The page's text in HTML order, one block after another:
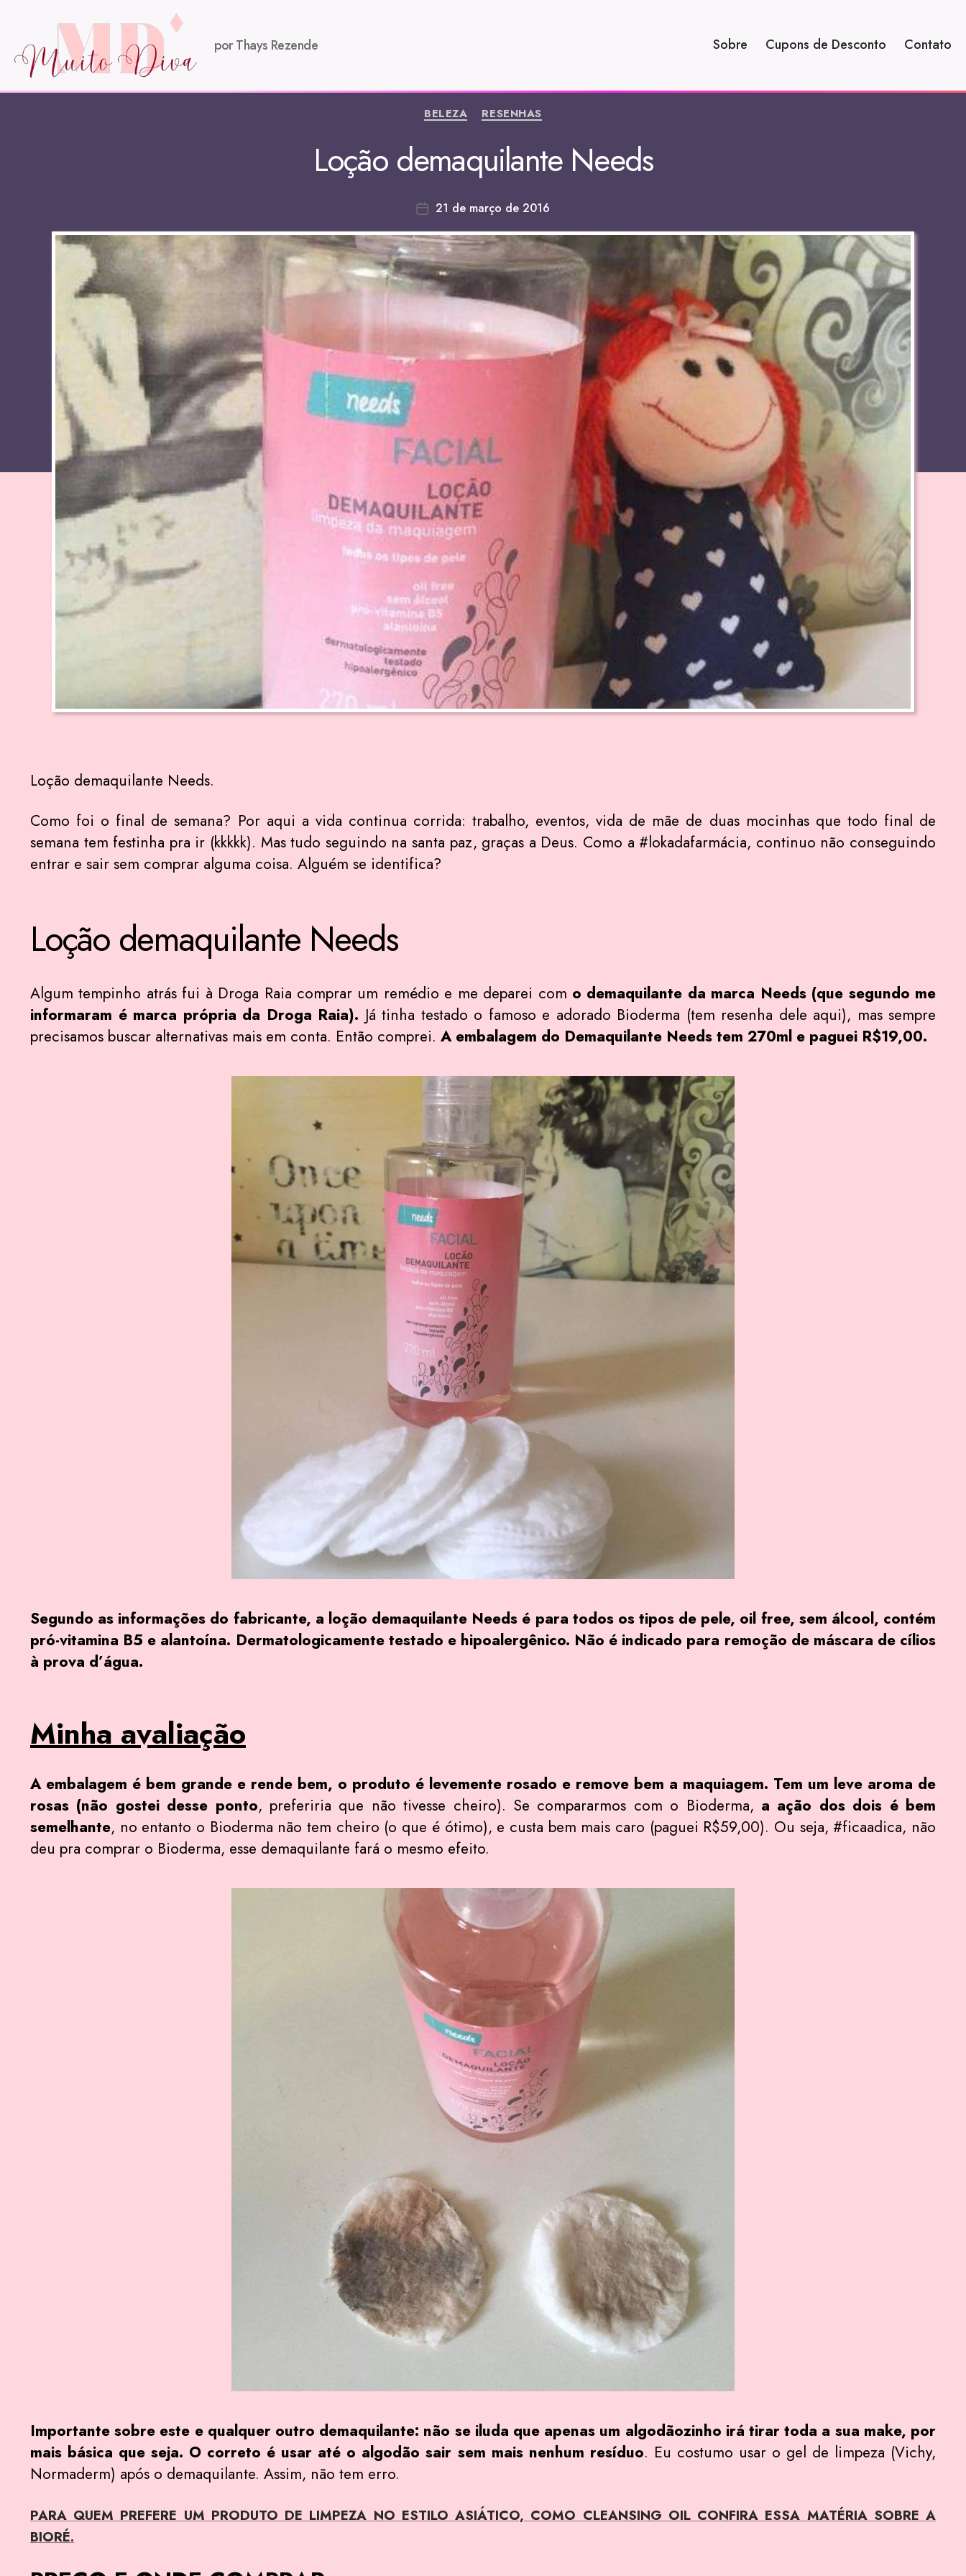
por Thays Rezende Sobre Cupons de Desconto Contato
BELEZA RESENHAS
Loção demaquilante Needs
21 de março de 2016
Loção demaquilante Needs.
Como foi o final de semana? Por aqui a vida continua corrida: trabalho, eventos, vida de mãe de duas mocinhas que todo final de
semana tem festinha pra ir (kkkkk). Mas tudo seguindo na santa paz, graças a Deus. Como a #lokadafarmácia, continuo não conseguindo
entrar e sair sem comprar alguma coisa. Alguém se identifica?
Loção demaquilante Needs
Algum tempinho atrás fui à Droga Raia comprar um remédio e me deparei com o demaquilante da marca Needs (que segundo me
informaram é marca própria da Droga Raia). Já tinha testado o famoso e adorado Bioderma (tem resenha dele aqui), mas sempre
precisamos buscar alternativas mais em conta. Então comprei. A embalagem do Demaquilante Needs tem 270ml e paguei R$19,00.
Segundo as informações do fabricante, a loção demaquilante Needs é para todos os tipos de pele, oil free, sem álcool, contém
pró-vitamina B5 e alantoína. Dermatologicamente testado e hipoalergênico. Não é indicado para remoção de máscara de cílios
à prova d’água.
Minha avaliação
A embalagem é bem grande e rende bem, o produto é levemente rosado e remove bem a maquiagem. Tem um leve aroma de
rosas (não gostei desse ponto, preferiria que não tivesse cheiro). Se compararmos com o Bioderma, a ação dos dois é bem
semelhante, no entanto o Bioderma não tem cheiro (o que é ótimo), e custa bem mais caro (paguei R$59,00). Ou seja, #ficaadica, não
deu pra comprar o Bioderma, esse demaquilante fará o mesmo efeito.
Importante sobre este e qualquer outro demaquilante: não se iluda que apenas um algodãozinho irá tirar toda a sua make, por
mais básica que seja. O correto é usar até o algodão sair sem mais nenhum resíduo. Eu costumo usar o gel de limpeza (Vichy,
Normaderm) após o demaquilante. Assim, não tem erro.
PARA QUEM PREFERE UM PRODUTO DE LIMPEZA NO ESTILO ASIÁTICO, COMO CLEANSING OIL CONFIRA ESSA MATÉRIA SOBRE A
BIORÉ.